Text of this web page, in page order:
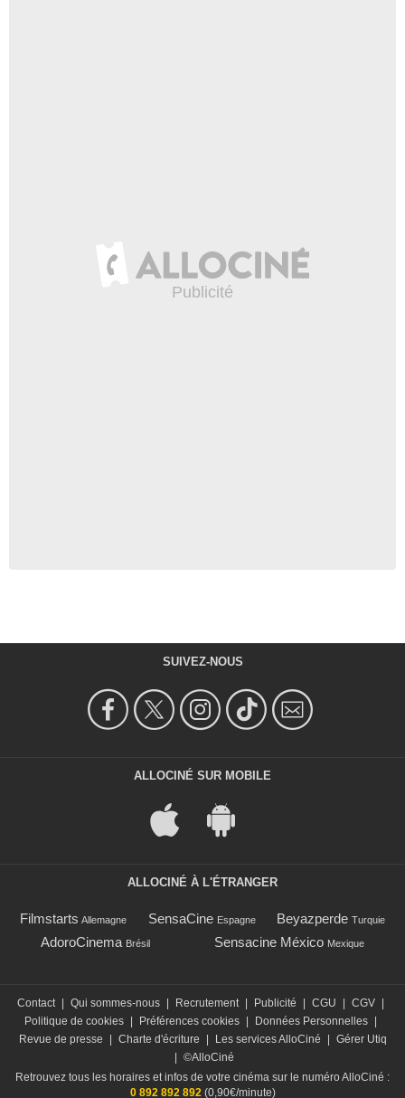
SUIVEZ-NOUS
ALLOCINÉ SUR MOBILE
ALLOCINÉ À L'ÉTRANGER
Filmstarts Allemagne SensaCine Espagne Beyazperde Turquie
AdoroCinema Brésil Sensacine México Mexique
Contact | Qui sommes-nous | Recrutement | Publicité | CGU | CGV |
Politique de cookies | Préférences cookies | Données Personnelles |
Revue de presse
| Charte d'écriture | Les services AlloCiné | Gérer Utiq
| ©AlloCiné
Retrouvez tous les horaires et infos de votre cinéma sur le numéro AlloCiné :
0 892 892 892 (0,90€/minute)